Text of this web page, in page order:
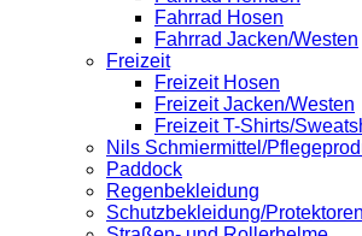
Fahrrad Hosen
Fahrrad Jacken/Westen
Freizeit
Freizeit Hosen
Freizeit Jacken/Westen
Freizeit T-Shirts/
Nils Schmiermittel/
Paddock
Regenbekleidung
Schutzbekleidung/Protektoren